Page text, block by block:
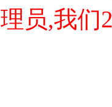
理员,我们